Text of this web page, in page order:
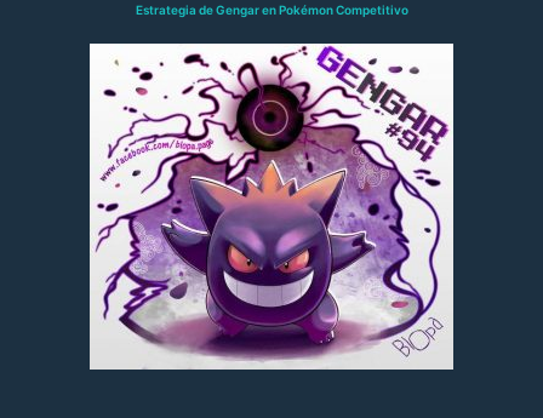
Estrategia de Gengar en Pokémon Competitivo